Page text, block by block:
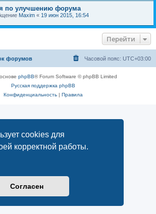
cookies для
корректной работы.
Согласен
по улучшению форума
Maxim « 19 июн 2015, 16:54
Перейти
форумов Часовой пояс: UTC+03:00
phpBB® Forum Software © phpBB Limited
Русская поддержка phpBB
Конфиденциальность| Правила